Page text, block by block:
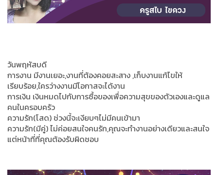
วันพฤหัสบดี
การงาน มีงานเยอะ,งานที่ต้องคอยสะสาง ,เก็บงานแก้ไขให้
เรียบร้อย,ใครว่างงานมีโอกาสจะได้งาน
การเงิน เงินหมดไปกับการซื้อของเพื่อความสุขของตัวเองและดูแล
คนในครอบครัว
ความรัก(โสด) ช่วงนี้จะเงียบๆไม่มีคนเข้ามา
ความรัก(มีคู่) ไม่ค่อยสนใจคนรัก,คุณจะทำงานอย่างเดียวและสนใจ
แต่หน้าที่ที่คุณต้องรับผิดชอบ